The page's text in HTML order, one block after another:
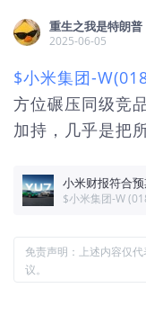
重生之我是特朗普
2025-06-05
$小米集团-
方位碾压同级竞
加持，几乎是把
小米财报符合
免责声明：上述内容仅
议。